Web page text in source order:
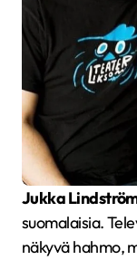
Jukka
suomalaisia.
näkyvä hahmo,